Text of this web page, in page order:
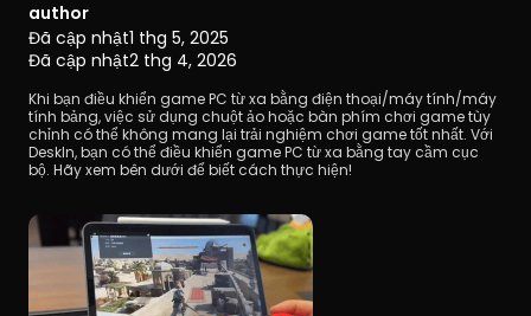
author
Đã cập nhật1 thg 5, 2025
Đã cập nhật2 thg 4, 2026
Khi bạn điều khiển game PC từ xa bằng điện thoại/máy tính/máy
tính bảng, việc sử dụng chuột ảo hoặc bàn phím chơi game tùy
chỉnh có thể không mang lại trải nghiệm chơi game tốt nhất. Với
DeskIn, bạn có thể điều khiển game PC từ xa bằng tay cầm cục
bộ. Hãy xem bên dưới để biết cách thực hiện!